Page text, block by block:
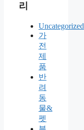
리
Uncategorized
가
전
제
품
반
려
동
물&
펫